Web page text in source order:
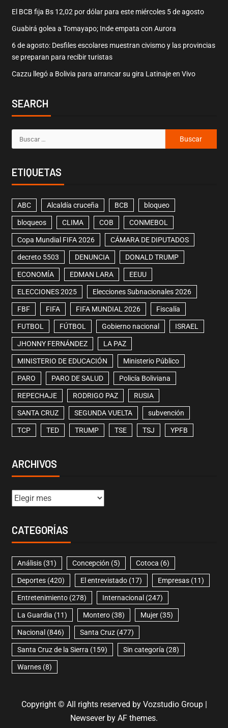
El BCB fija Bs 12,02 por dólar para este miércoles 5 de agosto
Guabirá golea a Tomayapo; Inde empata con Aurora
6 de agosto: Desfiles escolares muestran civismo y las provincias
se preparan para recibir turistas
Cazzu llegó a Bolivia para arrancar su gira Latinaje en Vivo
SEARCH
ETIQUETAS
ABC Alcaldía cruceña BCB bloqueo
bloqueos CLIMA COB CONMEBOL
Copa Mundial FIFA 2026 CÁMARA DE DIPUTADOS
decreto 5503 DENUNCIA DONALD TRUMP
ECONOMÍA EDMAN LARA EEUU
ELECCIONES 2025 Elecciones Subnacionales 2026
FBF FIFA FIFA MUNDIAL 2026 Fiscalía
FUTBOL FÚTBOL Gobierno nacional ISRAEL
JHONNY FERNÁNDEZ LA PAZ
MINISTERIO DE EDUCACIÓN Ministerio Público
PARO PARO DE SALUD Policía Boliviana
REPECHAJE RODRIGO PAZ RUSIA
SANTA CRUZ SEGUNDA VUELTA subvención
TCP TED TRUMP TSE TSJ YPFB
ARCHIVOS
CATEGORÍAS
Análisis(31) Concepción (5) Cotoca (6)
Deportes(420) El entrevistado(17) Empresas(11)
Entretenimiento(278) Internacional (247)
La Guardia (11) Montero(38) Mujer(35)
Nacional (846) Santa Cruz(477)
Santa Cruz de la Sierra (159) Sin categoría (28)
Warnes(8)
Copyright © All rights reserved by Vozstudio Group |
Newseverby AF themes.